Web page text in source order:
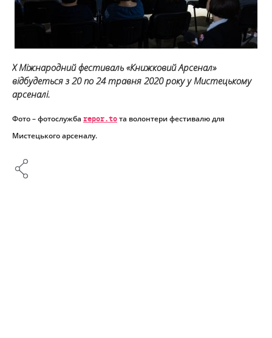
X Міжнародний фестиваль «Книжковий Арсенал»
відбудеться з 20 по 24 травня 2020 року у Мистецькому
арсеналі.
Фото – фотослужба repor.toта волонтери фестивалю для
Мистецького арсеналу.